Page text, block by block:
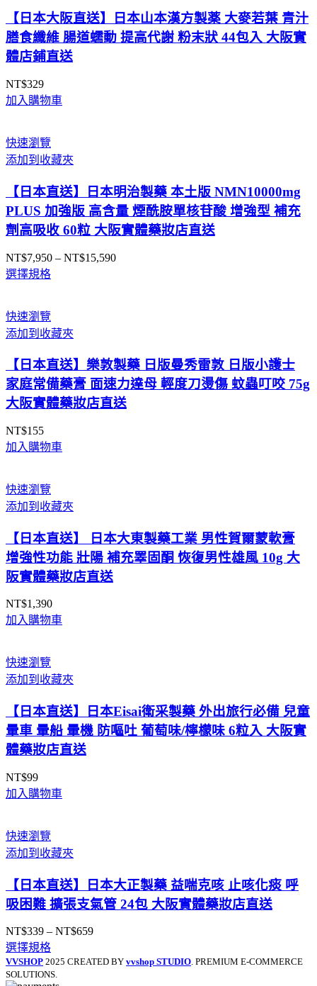
NT$359
【日本大阪直送】日本山本漢方製薬 大麥若葉 青汁
膳食纖維 腸道蠕動 提高代謝 粉末狀 44包入 大阪實
體店鋪直送
NT$329
加入購物車
快速瀏覽
添加到收藏夾
【日本直送】日本明治製藥 本土版 NMN10000mg
PLUS 加強版 高含量 煙酰胺單核苷酸 增強型 補充
劑高吸收 60粒 大阪實體藥妝店直送
NT$7,950 – NT$15,590價
NT$15,590
選擇規格
快速瀏覽
添加到收藏夾
【日本直送】樂敦製藥 日版曼秀雷敦 日版小護士
家庭常備藥膏 面速力達母 輕度刀燙傷 蚊蟲叮咬 75g
大阪實體藥妝店直送
NT$155
加入購物車
快速瀏覽
添加到收藏夾
【日本直送】 日本大東製藥工業 男性賀爾蒙軟膏
增強性功能 壯陽 補充睪固酮 恢復男性雄風 10g 大
阪實體藥妝店直送
NT$1,390
加入購物車
快速瀏覽
添加到收藏夾
【日本直送】日本Eisai衛采製藥 外出旅行必備 兒童
暈車 暈船 暈機 防嘔吐 葡萄味/檸檬味 6粒入 大阪實
體藥妝店直送
NT$99
加入購物車
快速瀏覽
添加到收藏夾
【日本直送】日本大正製藥 益喘克咳 止咳化痰 呼
吸困難 擴張支氣管 24包 大阪實體藥妝店直送
NT$339 – NT$659價
範
選擇規格
VVSHOP 2025 CREATED BY vvshop STUDIO. PREMIUM E-COMMERCE
SOLUTIONS.